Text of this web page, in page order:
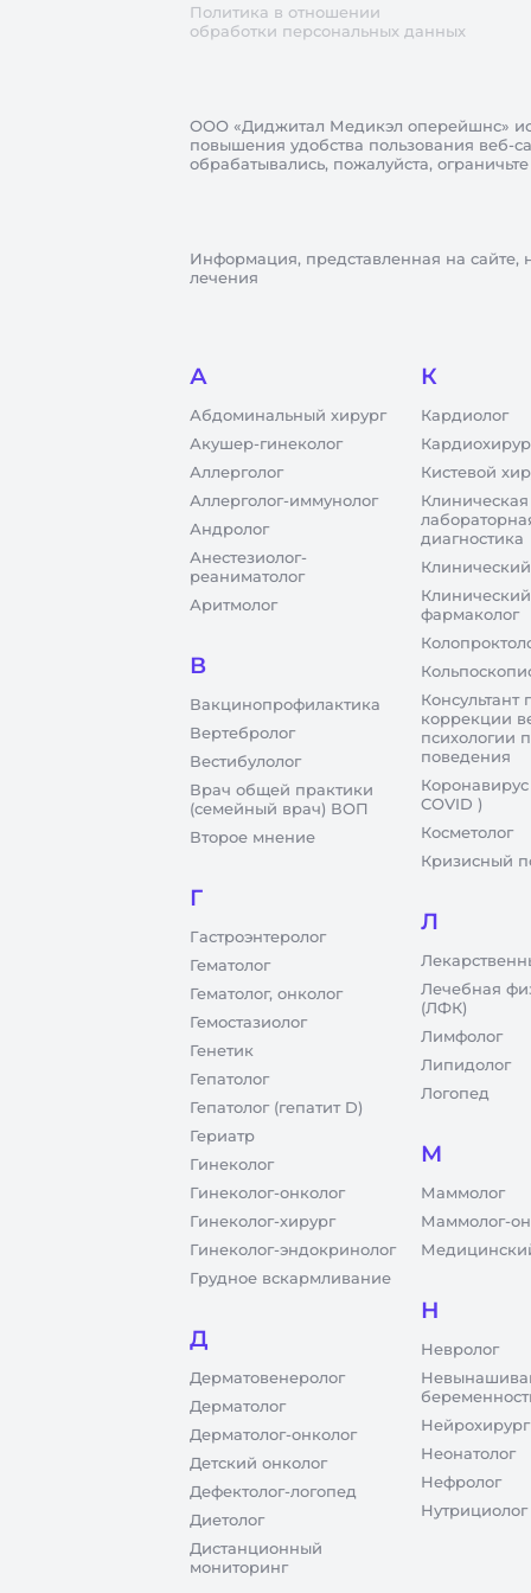
Политика в отношении
обработки персональных данных
ООО «Диджитал Медикэл оперейшнс»
повышения удобства пользования веб-
обрабатывались, пожалуйста,
Информация, представленная на сайте,
лечения
А
Абдоминальный хирург
Акушер-гинеколог
Аллерголог
Аллерголог-иммунолог
Андролог
Анестезиолог-
реаниматолог
Аритмолог
В
Вакцинопрофилактика
Вертебролог
Вестибулолог
Врач общей практики
(семейный врач) ВОП
Второе мнение
Г
Гастроэнтеролог
Гематолог
Гематолог, онколог
Гемостазиолог
Генетик
Гепатолог
Гепатолог (гепатит D)
Гериатр
Гинеколог
Гинеколог-онколог
Гинеколог-хирург
Гинеколог-эндокринолог
Грудное вскармливание
Д
Дерматовенеролог
Дерматолог
Дерматолог-онколог
Детский онколог
Дефектолог-логопед
Диетолог
Дистанционный
мониторинг
К
Кардиолог
Кистевой
Клиническая
диагностика
Клинический
фармаколог
Консультант
коррекции
психологии
поведения
COVID )
Косметолог
Кризисный
Л
Лечебная
(ЛФК)
Лимфолог
Липидолог
Логопед
М
Маммолог
Маммолог-
Н
Невролог
Нейрохирург
Неонатолог
Нефролог
Нутрициолог